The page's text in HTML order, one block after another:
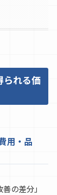
られる価
用・品
の差分」